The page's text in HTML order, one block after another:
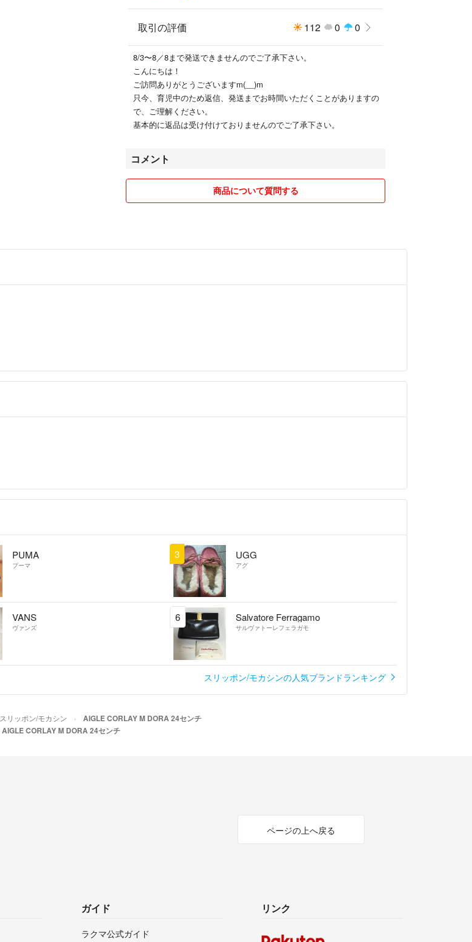
取引の評価 112 0 0
8/3〜8／8まで発送できませんのでご了承下さい。
こんにちは！
ご訪問ありがとうございますm(__)m
只今、育児中のため返信、発送までお時間いただくことがありますの
で、ご理解ください。
基本的に返品は受け付けておりませんのでご了承下さい。
コメント
商品について質問する
PUMA
プーマ
3 UGG
アグ
VANS
ヴァンズ
6 Salvatore Ferragamo
サルヴァトーレフェラガモ
スリッポン/モカシンの人気ブランドランキング
スリッポン/モカシン AIGLE CORLAY M DORA 24センチ
AIGLE CORLAY M DORA 24センチ
ページの上へ戻る
ガイド
ラクマ公式ガイド
リンク